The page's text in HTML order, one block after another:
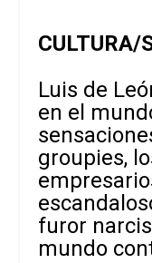
CULTURA/
Luis de
en el
groupies,
furor
mundo